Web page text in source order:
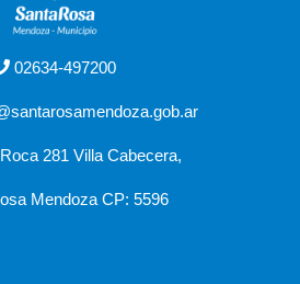
02634-497200
281 Villa Cabecera,
Mendoza CP: 5596